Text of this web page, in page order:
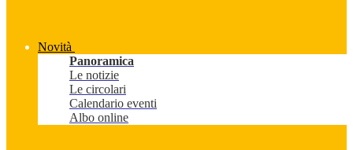
Novità
Panoramica
Le notizie
Le circolari
Calendario eventi
Albo online